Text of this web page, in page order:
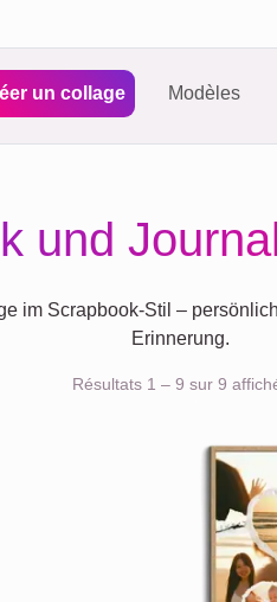
un collage Modèles
und
im Scrapbook-Stil –
Erinnerung.
Résultats 1 – 9 sur 9